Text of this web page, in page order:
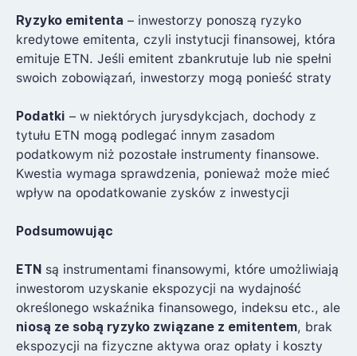
Ryzyko emitenta – inwestorzy ponoszą ryzyko
kredytowe emitenta, czyli instytucji finansowej, która
emituje ETN. Jeśli emitent zbankrutuje lub nie spełni
swoich zobowiązań, inwestorzy mogą ponieść straty
Podatki – w niektórych jurysdykcjach, dochody z
tytułu ETN mogą podlegać innym zasadom
podatkowym niż pozostałe instrumenty finansowe.
Kwestia wymaga sprawdzenia, ponieważ może mieć
wpływ na opodatkowanie zysków z inwestycji
Podsumowując
ETN są instrumentami finansowymi, które umożliwiają
inwestorom uzyskanie ekspozycji na wydajność
określonego wskaźnika finansowego, indeksu etc., ale
niosą ze sobą ryzyko związane z emitentem, brak
ekspozycji na fizyczne aktywa oraz opłaty i koszty